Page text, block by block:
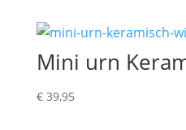
Mini urn
€39,95